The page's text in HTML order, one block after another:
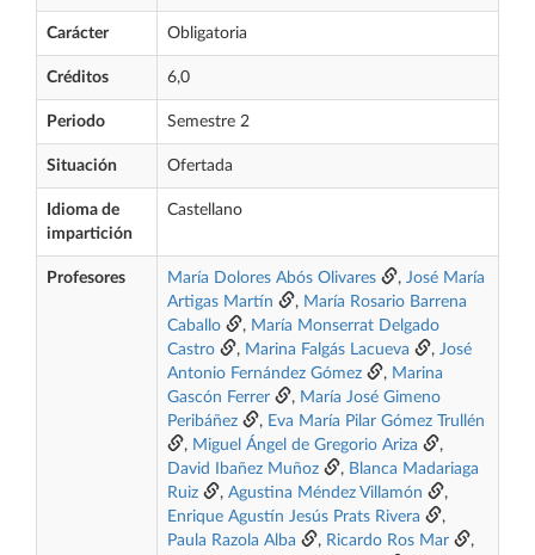
Carácter Obligatoria
Créditos 6,0
Periodo Semestre 2
Situación Ofertada
Idioma de
impartición
Castellano
Profesores María Dolores Abós Olivares , José María
Artigas Martín
, María Rosario Barrena
Caballo
, María Monserrat Delgado
Castro
, Marina Falgás Lacueva , José
Antonio Fernández Gómez
, Marina
Gascón Ferrer
, María José Gimeno
Peribáñez
, Eva María Pilar Gómez Trullén
, Miguel Ángel de Gregorio Ariza
,
David Ibañez Muñoz
, Blanca Madariaga
Ruiz
, Agustina Méndez Villamón
,
Enrique Agustín Jesús Prats Rivera
,
Paula Razola Alba
, Ricardo Ros Mar
,